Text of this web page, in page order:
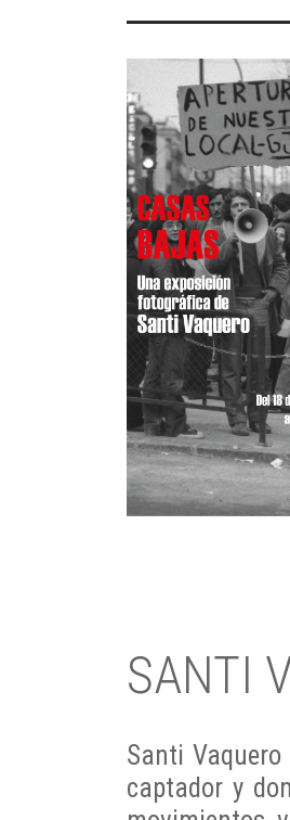
SANTI
Santi
captador y